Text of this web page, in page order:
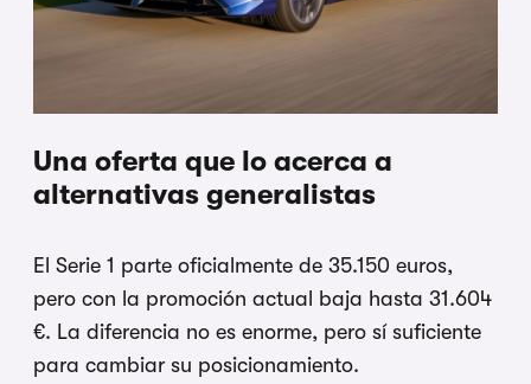
Una oferta que lo acerca a
alternativas generalistas
El Serie 1 parte oficialmente de 35.150 euros,
pero con la promoción actual baja hasta 31.604
€. La diferencia no es enorme, pero sí suficiente
para cambiar su posicionamiento.